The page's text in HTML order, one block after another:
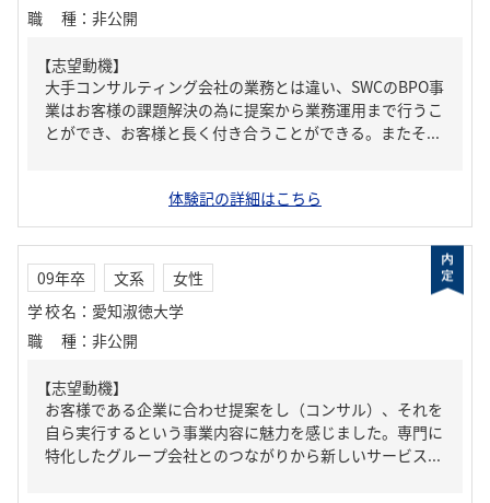
職種 ： 非公開
【志望動機】
大手コンサルティング会社の業務とは違い、SWCのBPO事
業はお客様の課題解決の為に提案から業務運用まで行うこ
とができ、お客様と長く付き合うことができる。またそ...
体験記の詳細はこちら
09年卒 文系
女性
学校名 ： 愛知淑徳大学
職種 ： 非公開
【志望動機】
お客様である企業に合わせ提案をし（コンサル）、それを
自ら実行するという事業内容に魅力を感じました。専門に
特化したグループ会社とのつながりから新しいサービス...